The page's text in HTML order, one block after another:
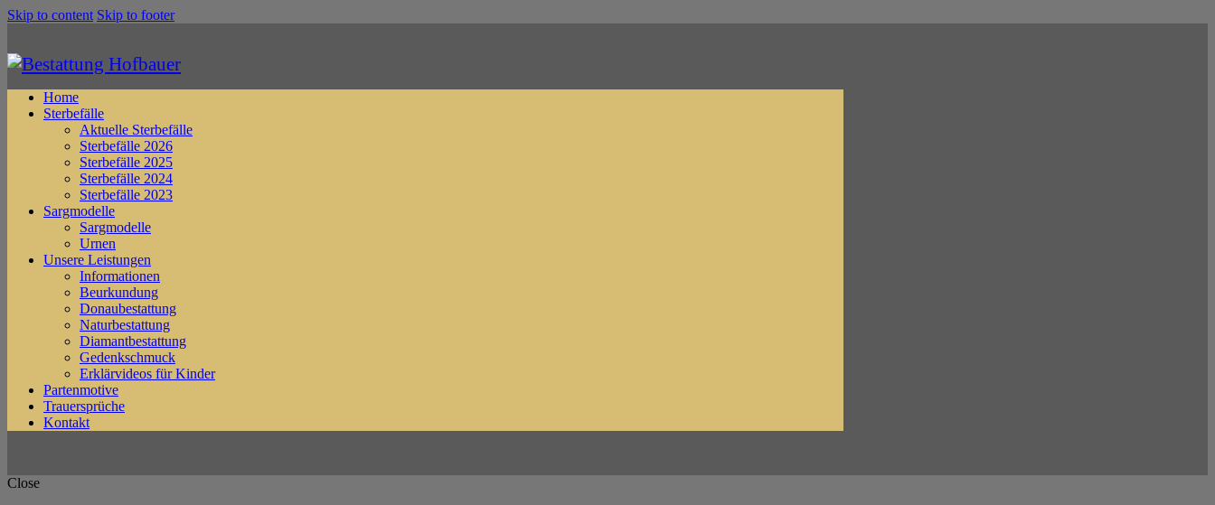
Skip to content Skip to footer
Home
Sterbefälle
Aktuelle Sterbefälle
Sterbefälle 2026
Sterbefälle 2025
Sterbefälle 2024
Sterbefälle 2023
Sargmodelle
Sargmodelle
Urnen
Unsere Leistungen
Informationen
Beurkundung
Donaubestattung
Naturbestattung
Diamantbestattung
Gedenkschmuck
Erklärvideos für Kinder
Partenmotive
Trauersprüche
Kontakt
Close